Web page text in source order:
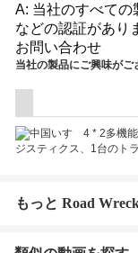
A: 当社のすべて
などの認証があり
お問い合わせ
当社の製品にご興味がご
もっと Road